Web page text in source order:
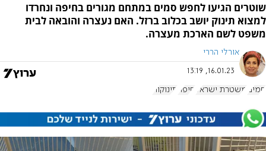
שוטרים הגיעו לחפש סמים במתחם מגורים בחיפה ונחרדו
למצוא תינוק יושב בכלוב ברזל. האם נעצרה והובאה לבית
משפט לשם הארכת מעצרה.
אורלי הררי
16.01.23, 13:19
סמים משטרת ישראל חיפה תינוקות